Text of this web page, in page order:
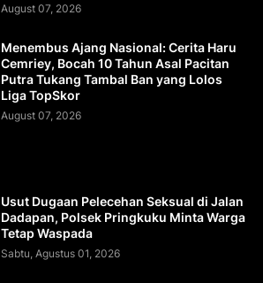
August 07, 2026
Menembus Ajang Nasional: Cerita Haru
Cemriey, Bocah 10 Tahun Asal Pacitan
Putra Tukang Tambal Ban yang Lolos
Liga TopSkor
August 07, 2026
Usut Dugaan Pelecehan Seksual di Jalan
Dadapan, Polsek Pringkuku Minta Warga
Tetap Waspada
Sabtu, Agustus 01, 2026